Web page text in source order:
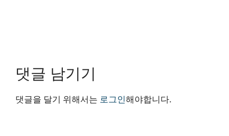
댓글 남기기
댓글을 달기 위해서는 로그인해야합니다.